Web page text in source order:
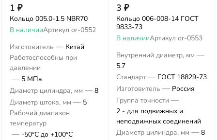
1 ₽
Кольцо 005.0-1.5 NBR70
В наличииАртикул or-0552
Изготовитель — Китай
Работоспособны при
давлении
— 5 МПа
Диаметр цилиндра, мм — 8
Диаметр штока, мм — 5
Рабочий диапазон
температур
— -50°С до +100°С
3 ₽
Кольцо 006-008-14 ГОСТ
9833-73
В наличииАртикул or-0553
Внутренний диаметр, мм —
5.7
Стандарт — ГОСТ 18829-73
Изготовитель — Россия
Группа точности —
2 - для подвижных и
неподвижных соединений
Диаметр цилиндра, мм — 8